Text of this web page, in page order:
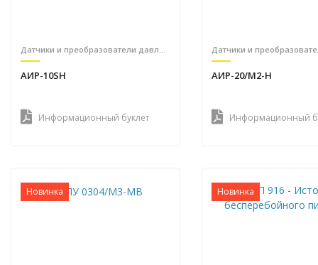
АИР-10SH
Информационный буклет
АИР-20/М2-Н
Информационный
Новинка Новинка